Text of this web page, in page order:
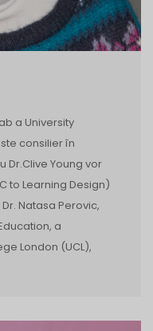
a University
consilier în
Young vor
to Learning Design)
Natasa Perovic,
a
London (UCL),